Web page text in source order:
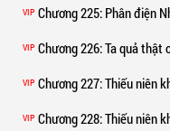
VIP Chương 225: Phân điện
VIP Chương 226: Ta quả thật
VIP Chương 227: Thiếu niên
VIP Chương 228: Thiếu niên